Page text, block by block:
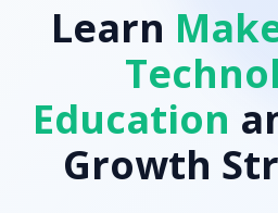
Learn
Education
Growth